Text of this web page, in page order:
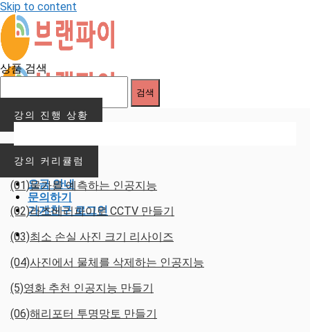
Skip to content
가게친구 소개
요금 안내
문의하기
가게친구 로그인
상품 검색
검색
강의 진행 상황
강의 커리큘럼
(01)물가를 예측하는 인공지능
(02)라즈베리파이로 CCTV 만들기
(03)최소 손실 사진 크기 리사이즈
(04)사진에서 물체를 삭제하는 인공지능
(5)영화 추천 인공지능 만들기
(06)해리포터 투명망토 만들기